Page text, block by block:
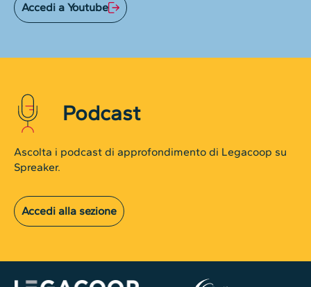
Accedi a Youtube
Podcast
Ascolta i podcast di approfondimento di Legacoop su
Spreaker.
Accedi alla sezione